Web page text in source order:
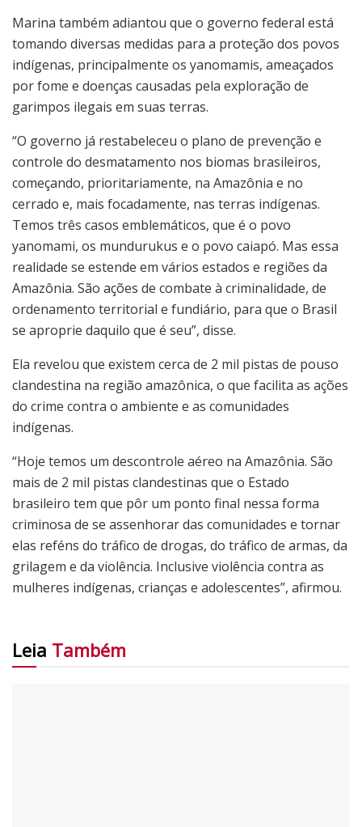
Marina também adiantou que o governo federal está
tomando diversas medidas para a proteção dos povos
indígenas, principalmente os yanomamis, ameaçados
por fome e doenças causadas pela exploração de
garimpos ilegais em suas terras.
“O governo já restabeleceu o plano de prevenção e
controle do desmatamento nos biomas brasileiros,
começando, prioritariamente, na Amazônia e no
cerrado e, mais focadamente, nas terras indígenas.
Temos três casos emblemáticos, que é o povo
yanomami, os mundurukus e o povo caiapó. Mas essa
realidade se estende em vários estados e regiões da
Amazônia. São ações de combate à criminalidade, de
ordenamento territorial e fundiário, para que o Brasil
se aproprie daquilo que é seu”, disse.
Ela revelou que existem cerca de 2 mil pistas de pouso
clandestina na região amazônica, o que facilita as ações
do crime contra o ambiente e as comunidades
indígenas.
“Hoje temos um descontrole aéreo na Amazônia. São
mais de 2 mil pistas clandestinas que o Estado
brasileiro tem que pôr um ponto final nessa forma
criminosa de se assenhorar das comunidades e tornar
elas reféns do tráfico de drogas, do tráfico de armas, da
grilagem e da violência. Inclusive violência contra as
mulheres indígenas, crianças e adolescentes”, afirmou.
Leia Também